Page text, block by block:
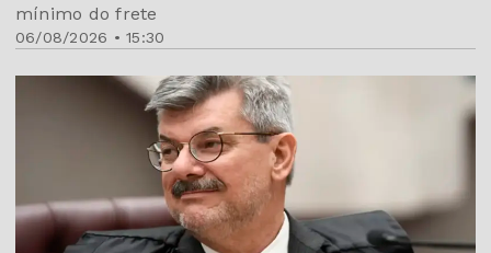
06/08/2026 • 15:30
mínimo do frete